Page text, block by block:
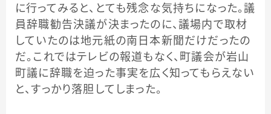
に行ってみると、とても残念な気持ちになった。議
員辞職勧告決議が決まったのに、議場内で取材
していたのは地元紙の南日本新聞だけだったの
だ。これではテレビの報道もなく、町議会が岩山
町議に辞職を迫った事実を広く知ってもらえない
と、すっかり落胆してしまった。